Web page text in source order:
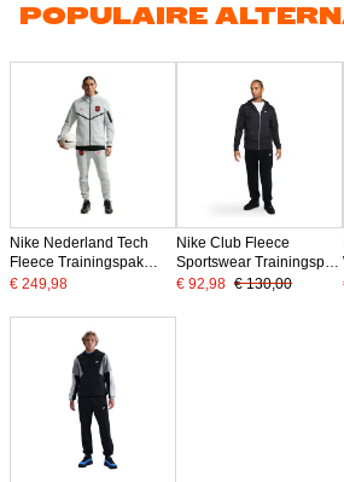
POPULAIRE
Nike Nederland Tech
Fleece Trainingspak
2026-2028 Lichtgrijs
€ 249,98
Nike Club Fleece
Sportswear Trainingspak
Zwart Wit
€ 92,98 € 130,00